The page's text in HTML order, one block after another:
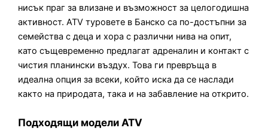
нисък праг за влизане и възможност за целогодишна
активност. ATV туровете в Банско са по-достъпни за
семейства с деца и хора с различни нива на опит,
като същевременно предлагат адреналин и контакт с
чистия планински въздух. Това ги превръща в
идеална опция за всеки, който иска да се наслади
както на природата, така и на забавление на открито.
Подходящи модели ATV